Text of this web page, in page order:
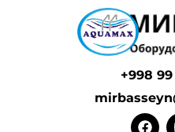
+998